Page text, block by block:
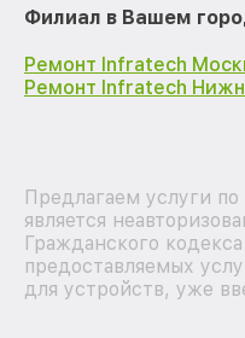
Филиал в Вашем
Ремонт Infratech
Ремонт Infratech
Предлагаем услуги
является
Гражданского
предоставляемых
для устройств, уже